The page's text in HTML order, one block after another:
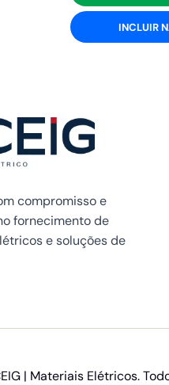
INCLUIR
compromisso e
fornecimento de
e soluções de
| Materiais Elétricos.